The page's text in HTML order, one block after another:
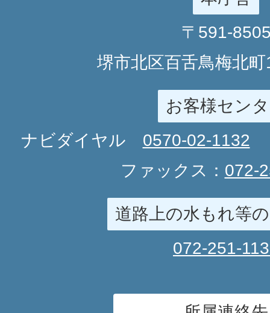
〒591-
堺市北区百舌鳥梅北
お客様セン
ナビダイヤル 0570-02-1132
ファックス： 072-
道路上の水もれ等
072-251-